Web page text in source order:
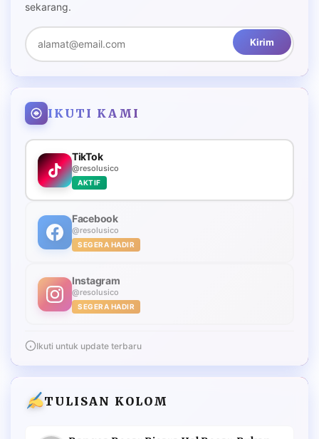
sekarang.
Kirim
IKUTI KAMI
TikTok
@resolusico
AKTIF
Facebook
@resolusico
SEGERA HADIR
Instagram
@resolusico
SEGERA HADIR
Ikuti untuk update terbaru
TULISAN KOLOM